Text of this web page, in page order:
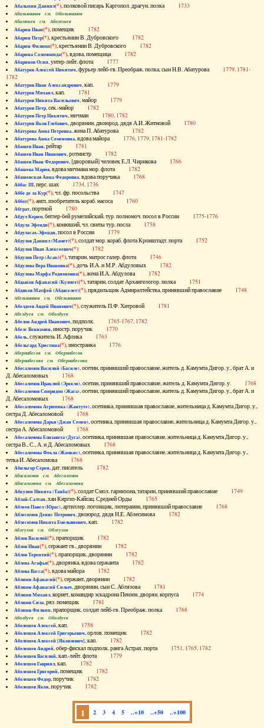
Абалыхин Даниил(*), полковой писарь Каргопол. драгун. полка 1733
Абальянинов см. Обольянинов
Абаляшев см. Аболешев
Абарин Иван(*), помещик 1782
Абарин Петр(*), крестьянин В. Дубровского 1782
Абарин Филипп(*), крестьянин В. Дубровского 1782
Абарина Соломонида(*), вдова, помещица 1782
Абаринов Осип, унтер-лейт. флота 1777
Абатуров Алексей Никитич, фурьер лейб-гв. Преображ. полка, сын Н.В. Абатурова 1779, 1781-
1782
Абатуров Иван Александрович, кап. 1779
Абатуров Михаил, кап. 1781
Абатуров Никита Васильевич, майор 1779
Абатуров Петр, сек.-майор 1782
Абатуров Петр Никитич, мичман 1780, 1782
Абатуров Яков Глебович, дворянин, двоюрод. дядя А.И. Житновой 1780
Абатурова Анна Петровна, жена П. Абатурова 1782
Абатурова Анна Семеновна, вдова майора 1776, 1779, 1781-1782
Абашев Иван, рейтар 1781
Абашев Иван Иванович, ротмистр 1782
Абашев Иван Федорович, [дворовый] человек Е.Л. Чирикова 1766
Абашева Мария, вдова мичмана мор. флота 1782
Абашевская Анна Федоровна, вдова поручика 1768
Аббас III, перс. шах 1734, 1736
Аббе де ла Кур(*), чл. фр. посольства 1747
Аббот(*), англ. изобретатель кораб. насоса 1760
Абграт, портной 1780
Абдул Керим, беглер-бей румелийский, тур. полномоч. посол в России 1775-1776
Абдула Эфенди(*), конюший, чл. свиты тур. посла 1758
Абдуласах-Эфенди, посол в России 1779
Абдулов Даниил (Мамет)(*), солдат мор. кораб. флота Кронштадт. порта 1752
Абдулов Иван Алексеевич(*) 1782
Абдулов Петр (Асак)(*), татарин, матрос галер. флота 1746
Абдулова Вера Ивановна(*), дочь И.А. и М.Р. Абдуловых 1782
Абдулова Марфа Родионовна(*), жена И.А. Абдулова 1782
Абдыков Афанасий (Кулмет)(*), татарин, солдат Архангелогор. полка 1751
Абдяков Матфей (Абдяселет)(*), прядильщик Адмиралтейства, принявший православие 1748
Абезьянинов см. Обезьянинов
Абелдеев Авдей Иванович(*), служитель П.Ф. Хитровой 1781
Абелдуев см. Оболдуев
Абелов Андрей Иванович, подполк. 1765-1767, 1782
Абелс Вениамин, иностр. поручик 1770
Абель, служитель И. Афлика 1763
Абельгард Христина(*), иностранка 1776
Абернибесов см. Обернибесов
Абернибесова см. Обернибесова
Абесаломов Василий (Басиле), осетин, принявший православие, житель д. Камумта Дигор. у., брат А. и
Д. Абесаломовых 1768
Абесаломов Ираклий (Эрекле), осетин, принявший православие, житель д. Камумта Дигор. у. 1768
Абесаломов Спиридон (Жага), осетин, принявший православие, житель д. Камумта Дигор. у., брат А. и
Д. Абесаломовых 1768
Абесаломова Агрипина (Жантуте), осетинка, принявшая православие, жительница д. Камумта Дигор. у.,
сестра Д. Абесаломовой 1768
Абесаломова Дарья (Джан Семен), осетинка, принявшая православие, жительница д. Камумта Дигор. у.,
сестра А. Абесаломовой 1768
Абесаломова Елизавета (Дуга), осетинка, принявшая православие, жительница д. Камумта Дигор. у.,
сестра В., С., А. и Д. Абесаломовых 1768
Абесаломова Фекла (Жамкис), осетинка, принявшая православие, жительница д. Камумта Дигор. у.,
тетка И. Абесаломова 1768
Абильгор Серен, дат. писатель 1782
Абисаломов см. Абесаломов
Абисаломова см. Абесаломова
Абкузин Никита (Танба)(*), солдат Смол. гарнизона, татарин, принявший православие 1749
Аблай-Салтан, хан Киргиз-Кайсац. Средней Орды 1765
Аблеев Павел (Юрас), артиллер. погонщик, лютеранин, принявший православие 1768
Аблесимов Денис Петрович, двоюрод. дядя Н.Е. Аблесимова 1782
Аблесимов Никита Емельянович, кап. 1782
Аблеухов см. Облеухов
Аблов Василий(*), прапорщик 1782
Аблов Иван(*), сержант гв., дворянин 1782
Аблов Терентий(*), прапорщик, дворянин 1782
Аблова Агафья(*), дворянка, вдова сержанта 1782
Аблова Васса(*), вдова майора 1782
Аблязов Афанасий(*), сержант, дворянин 1782
Аблязов Афанасий Силыч, дворянин, сын С. Аблязова 1781
Аблязов Михаил, корнет, командир эскадрона Пензен. дворян. корпуса 1774
Аблязов Сила, ряз. помещик 1781
Аблязов Филипп, прапорщик, солдат лейб-гв. Преображ. полка 1768
Аболдуев см. Оболдуев
Аболешев Алексей, кап. 1758
Аболешев Алексей Григорьевич, орлов. помещик 1782
Аболешев Алексей [Яковлевич], кап. 1782
Аболешев Андрей, обер-фискал подполк. ранга Астрах. порта 1751, 1765, 1782
Аболешев Василий, кап.-лейт. флота 1779
Аболешев Гавриил, кап. 1782
Аболешев Григорий, помещик 1782
Аболешев Федор, поручик 1782
Аболешев Яков, поручик 1782
1 2 3 4 5 ..+10 ..+50 ..+100